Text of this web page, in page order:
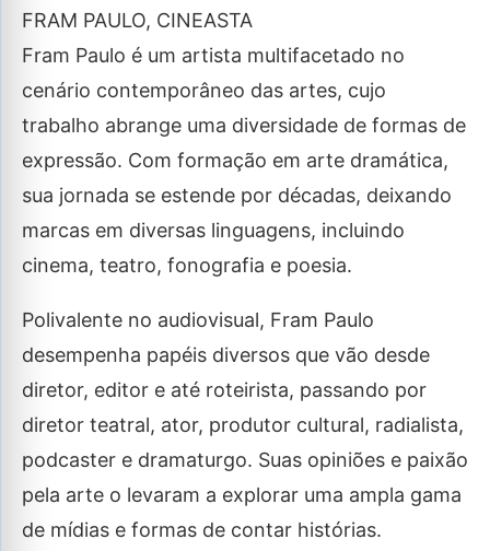
FRAM PAULO, CINEASTA
Fram Paulo é um artista multifacetado no
cenário contemporâneo das artes, cujo
trabalho abrange uma diversidade de formas de
expressão. Com formação em arte dramática,
sua jornada se estende por décadas, deixando
marcas em diversas linguagens, incluindo
cinema, teatro, fonografia e poesia.
Polivalente no audiovisual, Fram Paulo
desempenha papéis diversos que vão desde
diretor, editor e até roteirista, passando por
diretor teatral, ator, produtor cultural, radialista,
podcaster e dramaturgo. Suas opiniões e paixão
pela arte o levaram a explorar uma ampla gama
de mídias e formas de contar histórias.